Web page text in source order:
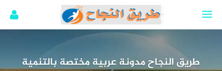
طريق النجاح مدونة عربية مختصة بالتنمية